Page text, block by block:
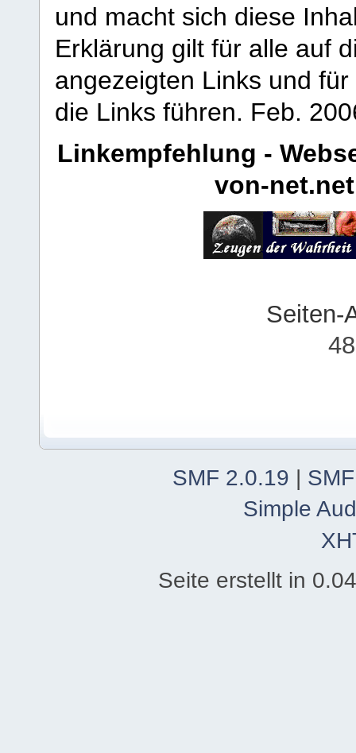
und macht sich diese
Erklärung gilt für alle auf
angezeigten Links und
die Links führen. Feb.
Linkempfehlung -
von-net.net
Seiten-
SMF 2.0.19 |
Simple
Seite erstellt in